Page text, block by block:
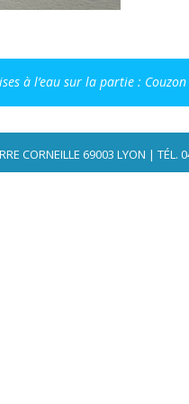
à l’eau sur la partie :
CORNEILLE 69003 LYON | TÉL.